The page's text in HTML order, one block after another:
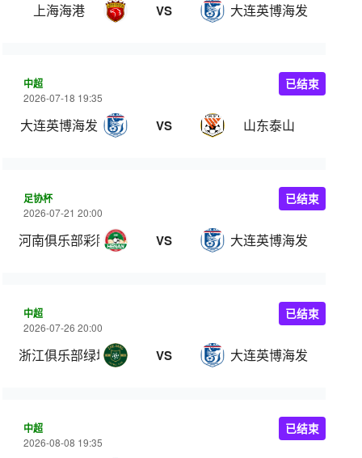
上海海港 VS 大连英博海发
中超
2026-07-18 19:35
大连英博海发 VS 山东泰山
已结束
足协杯
2026-07-21 20:00
河南俱乐部彩陶坊 VS 大连英博海发
已结束
中超
2026-07-26 20:00
浙江俱乐部绿城 VS 大连英博海发
已结束
中超
2026-08-08 19:35
已结束